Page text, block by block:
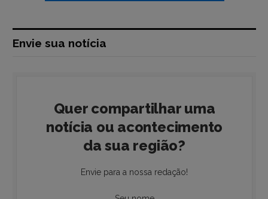
Envie sua notícia
Quer compartilhar uma
notícia ou acontecimento
da sua região?
Envie para a nossa redação!